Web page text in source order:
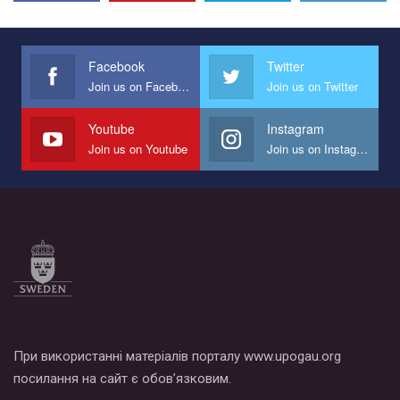
Эмоционально сильный ролик от команды "Гей-альянс
представляющий программу развития организации.
Мы просим вас поддержать нас и помочь нам реализовать
наш план по борьбе с насилием и дискриминацией на почве
СОГИ в Украине.
Все, что вам нужно сделать - это зайти на наш канал YouTube
по этой ссылке и поставить лайк под видео.
Facebook
Join us on Facebook
Twitter
Join us on Twitter
Youtube
Join us on Youtube
Instagram
Join us on Instagram
При використанні матеріалів порталу www.upogau.org
посилання на сайт є обов’язковим.